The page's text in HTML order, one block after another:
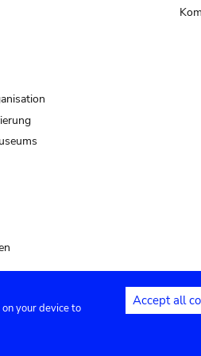
Privacy settings
your device to
Accept all